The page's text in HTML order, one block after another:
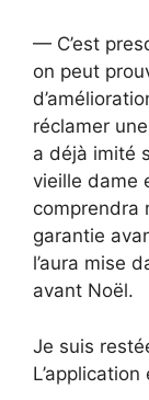
— C’est
on peut
réclamer
a déjà imité
vieille dame
comprendra
garantie
l’aura mise
avant Noël.
Je suis